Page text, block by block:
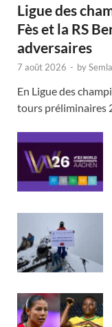
Ligue des
Fès et la RS
adversaires
7 août 2026 - by
En Ligue des
tours préliminaires